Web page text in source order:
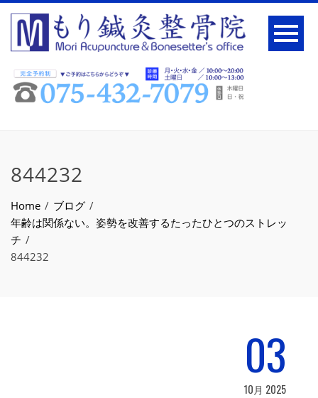
844232
Home
ブログ
年齢は関係ない。姿勢を改善するたったひとつのストレッ
チ
844232
03
10月 2025